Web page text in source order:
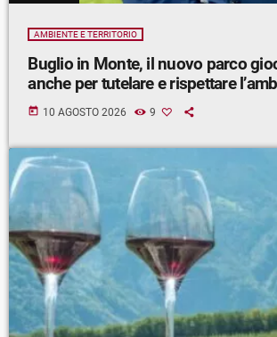
AMBIENTE E TERRITORIO
Buglio in Monte, il nuovo parco
anche per tutelare e rispettare
today 10 AGOSTO 2026 9